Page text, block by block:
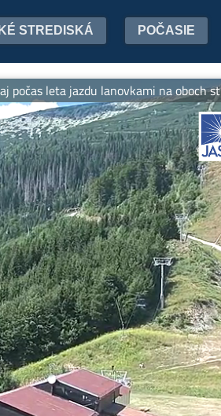
STREDISKÁ POČASIE
lanovkami na oboch